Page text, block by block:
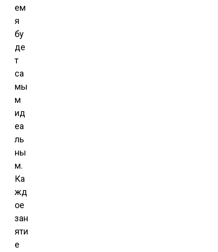
ем
я
бу
де
т
са
мы
м
ид
еа
ль
ны
м.
Ка
жд
ое
зан
яти
е